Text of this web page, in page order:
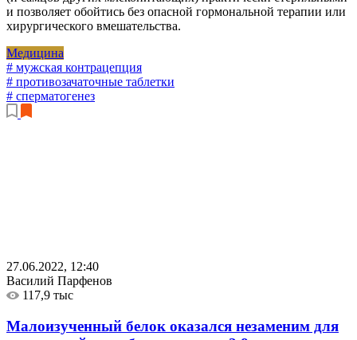
и позволяет обойтись без опасной гормональной терапии или
хирургического вмешательства.
Медицина
# мужская контрацепция
# противозачаточные таблетки
# сперматогенез
27.06.2022, 12:40
Василий Парфенов
117,9 тыс
Малоизученный белок оказался незаменим для